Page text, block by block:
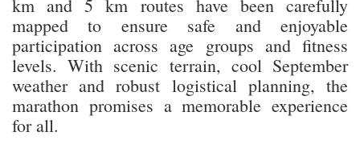
km and 5 km routes have been carefully
mapped to ensure safe and enjoyable
participation across age groups and fitness
levels. With scenic terrain, cool September
weather and robust logistical planning, the
marathon promises a memorable experience
for all.